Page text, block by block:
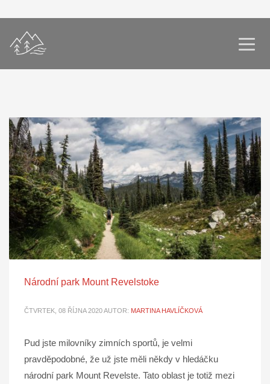
Národní park Mount Revelstoke
ČTVRTEK, 08 ŘÍJNA 2020AUTOR: MARTINA HAVLÍČKOVÁ
Pud jste milovníky zimních sportů, je velmi
pravděpodobné, že už jste měli někdy v hledáčku
národní park Mount Revelste. Tato oblast je totiž mezi